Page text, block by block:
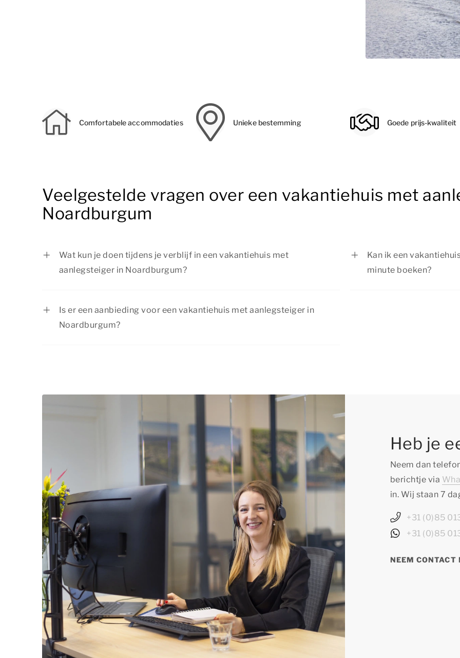
Comfortabele accommodaties Unieke bestemming Goede prijs-kwaliteit
Veelgestelde vragen over een vakantiehuis met
Noardburgum
Wat kun je doen tijdens je verblijf in een vakantiehuis met
aanlegsteiger in Noardburgum?
Kan ik een
minute boeken?
Is er een aanbieding voor een vakantiehuis met aanlegsteiger in
Noardburgum?
Heb je
Neem dan
berichtje via
in. Wij staan 7
+31 (0)85
+31 (0)85
NEEM CONTACT